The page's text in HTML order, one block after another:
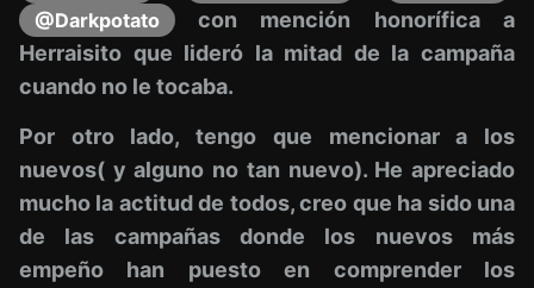
@Darkpotato
con mención honorífica a
Herraisito que lideró la mitad de la campaña
cuando no le tocaba.
Por otro lado, tengo que mencionar a los
nuevos( y alguno no tan nuevo). He apreciado
mucho la actitud de todos, creo que ha sido una
de las campañas donde los nuevos más
empeño han puesto en comprender los